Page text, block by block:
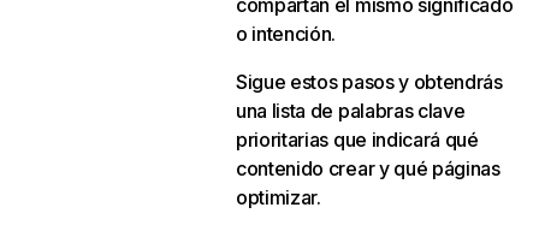
compartan el mismo significado
o intención.
Sigue estos pasos y obtendrás
una lista de palabras clave
prioritarias que indicará qué
contenido crear y qué páginas
optimizar.